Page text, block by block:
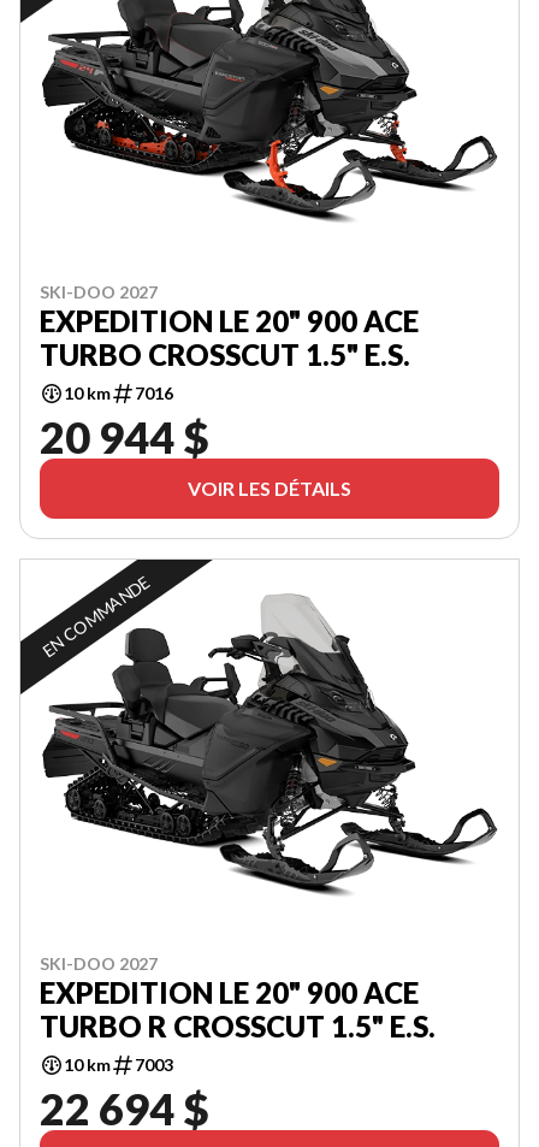
SKI-DOO 2027
EXPEDITION LE 20" 900 ACE
TURBO CROSSCUT 1.5" E.S.
10 km 7016
20 944 $
VOIR LES DÉTAILS
EN COMMANDE
SKI-DOO 2027
EXPEDITION LE 20" 900 ACE
TURBO R CROSSCUT 1.5" E.S.
10 km 7003
22 694 $